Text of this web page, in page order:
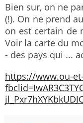
Bien sur, on ne
(!). On ne prend
on est certain de
Voir la carte du
- des pays qui ...
https://www.ou-